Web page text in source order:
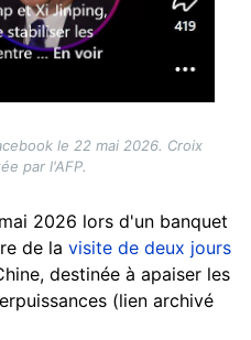
le 22 mai 2026. Croix
par l'AFP.
2026 lors d'un banquet
de la visite de deux jours
destinée à apaiser les
(lien archivé